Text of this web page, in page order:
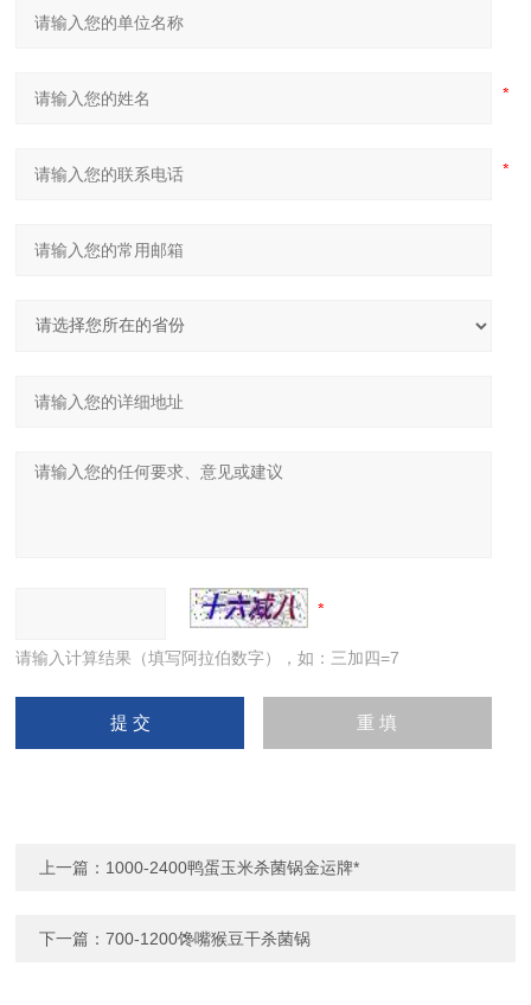
请输入计算结果（填写阿拉伯数字），如：三加四=7
上一篇： 1000-2400鸭蛋玉米杀菌锅金运牌*
下一篇：700-1200馋嘴猴豆干杀菌锅